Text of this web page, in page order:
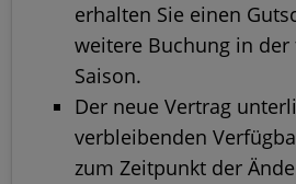
erhalten Sie einen
weitere Buchung in der
Saison.
Der neue Vertrag
verbleibenden
zum Zeitpunkt der